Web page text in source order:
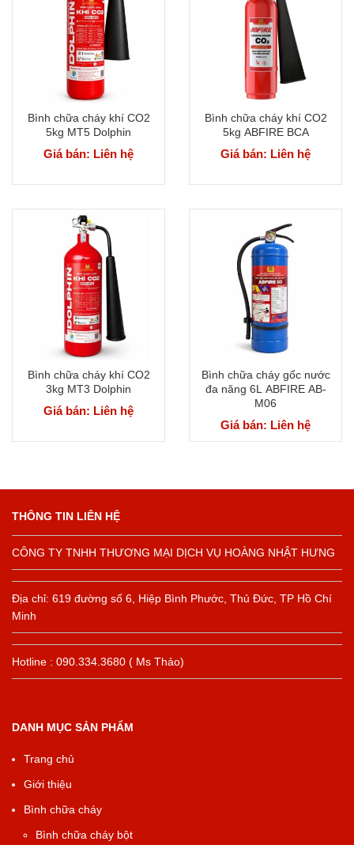
Bình chữa cháy khí CO2
5kg MT5 Dolphin
Giá bán: Liên hệ
Bình chữa cháy khí CO2
5kg ABFIRE BCA
Giá bán: Liên hệ
Bình chữa cháy khí CO2
3kg MT3 Dolphin
Giá bán: Liên hệ
Bình chữa cháy gốc nước
đa năng 6L ABFIRE AB-
M06
Giá bán: Liên hệ
THÔNG TIN LIÊN HỆ
CÔNG TY TNHH THƯƠNG MẠI DỊCH VỤ HOÀNG NHẬT HƯNG
Địa chỉ: 619 đường số 6, Hiệp Bình Phước, Thủ Đức, TP Hồ Chí
Minh
Hotline : 090.334.3680 ( Ms Thảo)
DANH MỤC SẢN PHẨM
Trang chủ
Giới thiệu
Bình chữa cháy
Bình chữa cháy bột